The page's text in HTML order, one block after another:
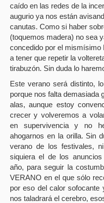
caído en las redes de la
augurio ya nos están
canutas. Como si haber
(toquemos madera) no sea
concedido por el
a tener que repetir la
tirabuzón. Sin duda lo
Este verano será distinto,
porque nos falta demasiada
alas, aunque estoy
crecer y volveremos a
en supervivencia y no
ahogarnos en la orilla. Sin
verano de los festivales,
siquiera el de los
año, para seguir la
VERANO en el que sólo
por eso del calor sofocante
nos taladrará el cerebro,